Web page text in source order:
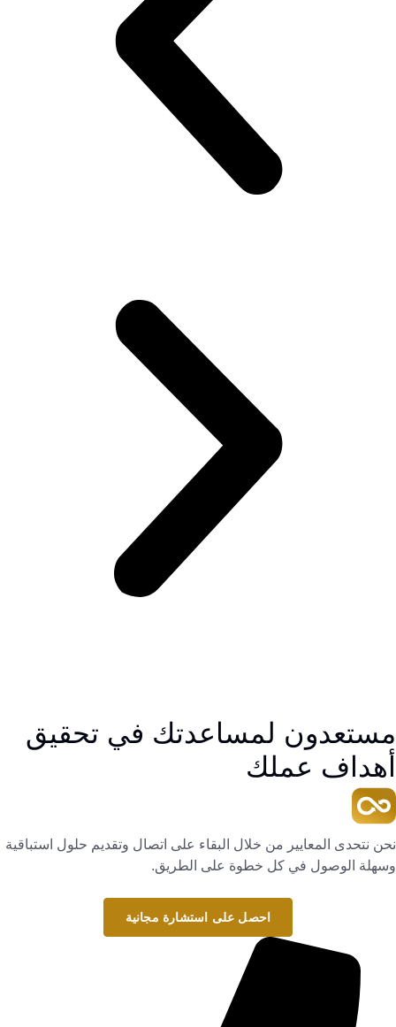
مستعدون لمساعدتك في تحقيق
أهداف عملك
نحن نتحدى المعايير من خلال البقاء على اتصال وتقديم حلول استباقية
وسهلة الوصول في كل خطوة على الطريق.
احصل على استشارة مجانية